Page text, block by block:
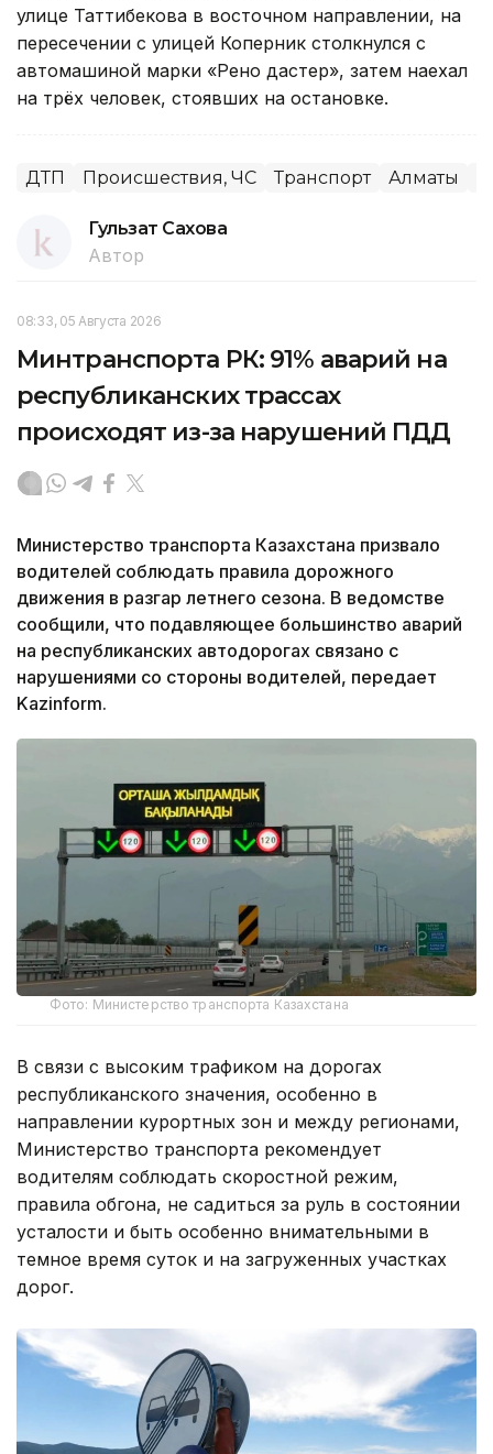
улице Таттибекова в восточном направлении, на
пересечении с улицей Коперник столкнулся с
автомашиной марки «Рено дастер», затем наехал
на трёх человек, стоявших на остановке.
ДТП Происшествия, ЧС Транспорт Алматы
Гульзат Сахова
Автор
08:33, 05 Августа 2026
Минтранспорта РК: 91% аварий на
республиканских трассах
происходят из-за нарушений ПДД
Министерство транспорта Казахстана призвало
водителей соблюдать правила дорожного
движения в разгар летнего сезона. В ведомстве
сообщили, что подавляющее большинство аварий
на республиканских автодорогах связано с
нарушениями со стороны водителей, передает
Kazinform.
Фото: Министерство транспорта Казахстана
В связи с высоким трафиком на дорогах
республиканского значения, особенно в
направлении курортных зон и между регионами,
Министерство транспорта рекомендует
водителям соблюдать скоростной режим,
правила обгона, не садиться за руль в состоянии
усталости и быть особенно внимательными в
темное время суток и на загруженных участках
дорог.